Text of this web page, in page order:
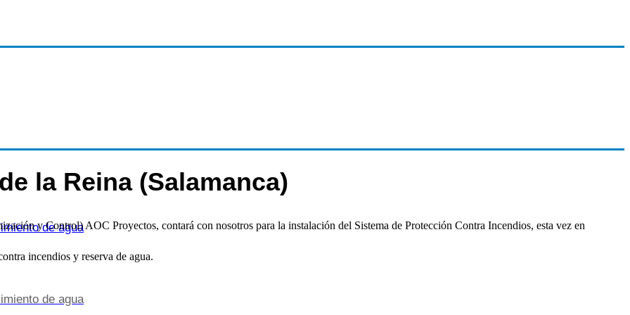
de agua
de agua
la Reina (Salamanca)
y Control) AOC Proyectos, contará con nosotros para la instalación del Sistema de Protección Contra Incendios, esta vez en
incendios y reserva de agua.